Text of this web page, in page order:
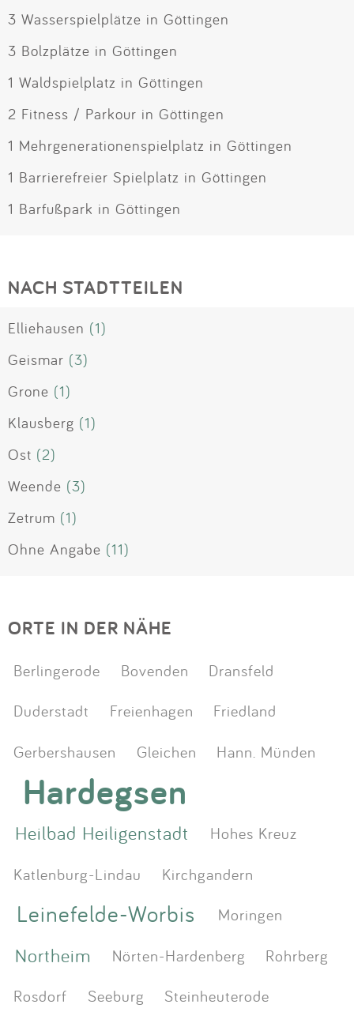
3 Wasserspielplätze in Göttingen
3 Bolzplätze in Göttingen
1 Waldspielplatz in Göttingen
2 Fitness / Parkour in Göttingen
1 Mehrgenerationenspielplatz in Göttingen
1 Barrierefreier Spielplatz in Göttingen
1 Barfußpark in Göttingen
NACH STADTTEILEN
Elliehausen (1)
Geismar (3)
Grone (1)
Klausberg (1)
Ost (2)
Weende (3)
Zetrum (1)
Ohne Angabe (11)
ORTE IN DER NÄHE
Berlingerode Bovenden
Dransfeld
Duderstadt
Freienhagen
Friedland
Gerbershausen
Gleichen Hann. Münden
Hardegsen
Heilbad Heiligenstadt
Hohes Kreuz
Katlenburg-Lindau
Kirchgandern
Leinefelde-Worbis Moringen
Northeim Nörten-Hardenberg
Rohrberg
Rosdorf
Seeburg
Steinheuterode